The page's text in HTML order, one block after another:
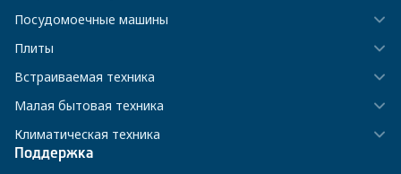
Посудомоечные машины
Плиты
Встраиваемая техника
Малая бытовая техника
Климатическая техника
Поддержка